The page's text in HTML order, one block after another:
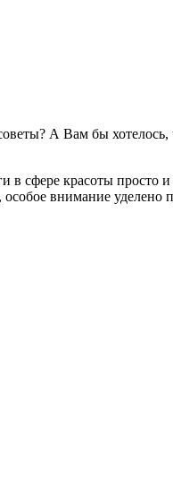
А Вам бы
сфере красоты просто
внимание уделено